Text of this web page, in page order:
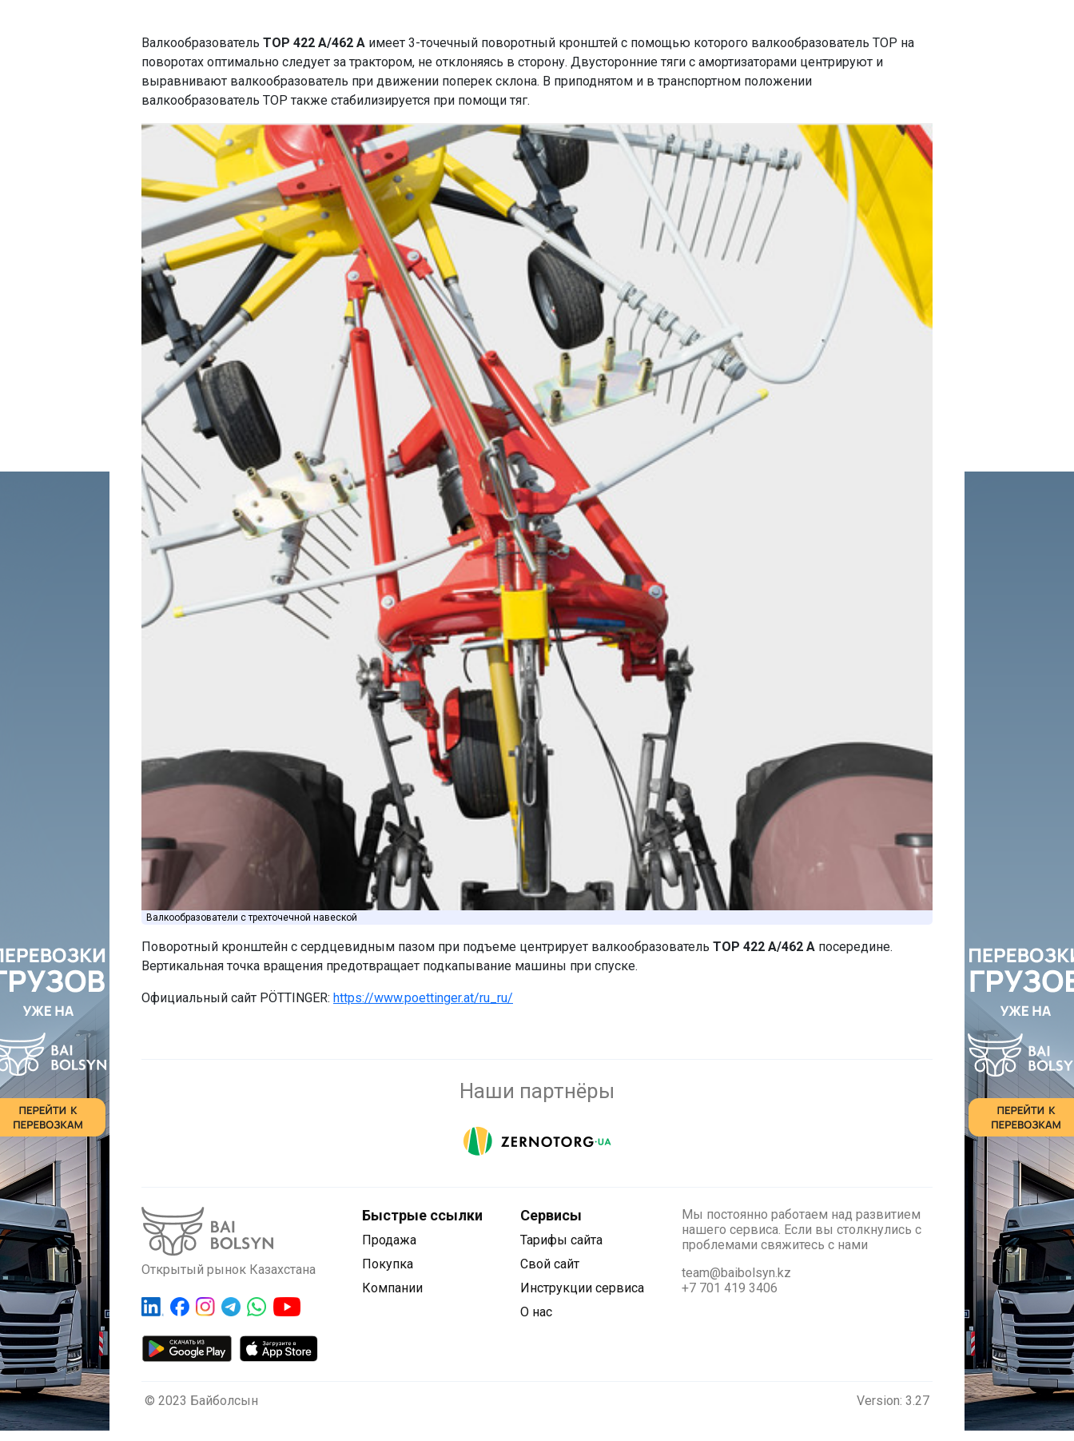
Валкообразователь TOP 422 A/462 A имеет 3-точечный поворотный кронштей с помощью которого валкообразователь TOP на
поворотах оптимально следует за трактором, не отклоняясь в сторону. Двусторонние тяги с амортизаторами центрируют и
выравнивают валкообразователь при движении поперек склона. В приподнятом и в транспортном положении
валкообразователь TOP также стабилизируется при помощи тяг.
Валкообразователи с трехточечной навеской
Поворотный кронштейн с сердцевидным пазом при подъеме центрирует валкообразователь TOP 422 A/462 A посередине.
Вертикальная точка вращения предотвращает подкапывание машины при спуске.
Официальный сайт PÖTTINGER: https://www.poettinger.at/ru_ru/
Наши партнёры
Открытый рынок Казахстана
Быстрые ссылки
Продажа
Покупка
Компании
Сервисы
Тарифы сайта
Свой сайт
Инструкции сервиса
О нас
Мы постоянно работаем над развитием
нашего сервиса. Если вы столкнулись с
проблемами cвяжитесь с нами
team@baibolsyn.kz
+7 701 419 3406
© 2023 Байболсын Version: 3.27